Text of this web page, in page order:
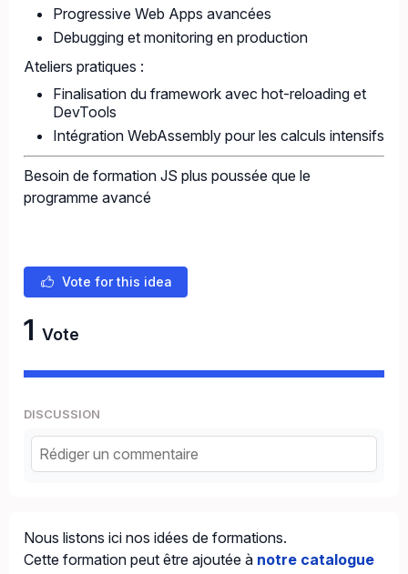
Progressive Web Apps avancées
Debugging et monitoring en production
Ateliers pratiques :
Finalisation du framework avec hot-reloading et
DevTools
Intégration WebAssembly pour les calculs intensifs
Besoin de formation JS plus poussée que le
programme avancé
Vote for this idea
1 Vote
DISCUSSION
Nous listons ici nos idées de formations.
Cette formation peut être ajoutée à notre catalogue